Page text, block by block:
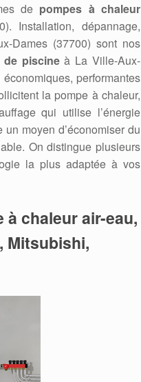
de pompes à chaleur
Installation, dépannage,
Dames (37700) sont nos
de piscineà La Ville-Aux-
performantes
la pompe à chaleur,
qui utilise l’énergie
moyen d’économiser du
On distingue plusieurs
la plus adaptée à vos
chaleur air-eau,
Mitsubishi,